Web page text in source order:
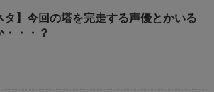
タ】今回の塔を完走する声優とかいる
・・・？